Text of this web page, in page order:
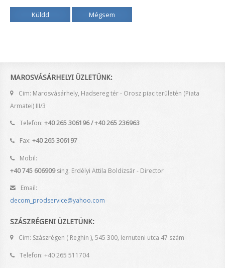
Küldd Mégsem
MAROSVÁSÁRHELYI ÜZLETÜNK:
Cim: Marosvásárhely, Hadsereg tér - Orosz piac területén (Piata
Armatei) III/3
Telefon: +40 265 306196 / +40 265 236963
Fax: +40 265 306197
Mobil:
+40 745 606909sing. Erdélyi Attila Boldizsár - Director
Email:
decom_prodservice@yahoo.com
SZÁSZRÉGENI ÜZLETÜNK:
Cim: Szászrégen ( Reghin ), 545 300, Iernuteni utca 47 szám
Telefon: +40 265 511704